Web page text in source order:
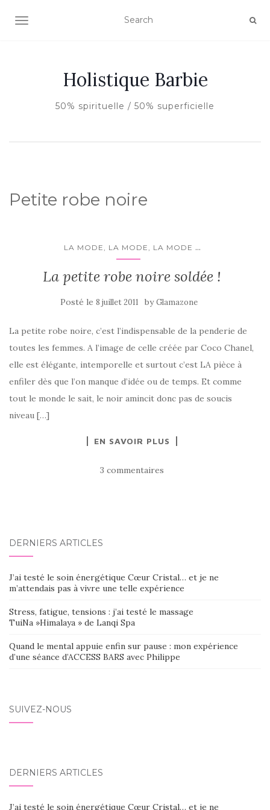
AFFICHER/MASQUER LA NAVIGATION
Holistique Barbie
50% spirituelle / 50% superficielle
Petite robe noire
LA MODE, LA MODE, LA MODE ...
La petite robe noire soldée !
Posté le 8 juillet 2011 byGlamazone
La petite robe noire, c’est l’indispensable de la penderie de
toutes les femmes. A l’image de celle créée par Coco Chanel,
elle est élégante, intemporelle et surtout c’est LA pièce à
enfiler dès que l’on manque d’idée ou de temps. Et comme
tout le monde le sait, le noir amincit donc pas de soucis
niveau […]
EN SAVOIR PLUS
3 commentaires
DERNIERS ARTICLES
J’ai testé le soin énergétique Cœur Cristal… et je ne
m’attendais pas à vivre une telle expérience
Stress, fatigue, tensions : j’ai testé le massage
TuiNa »Himalaya » de Lanqi Spa
Quand le mental appuie enfin sur pause : mon expérience
d’une séance d’ACCESS BARS avec Philippe
SUIVEZ-NOUS
DERNIERS ARTICLES
J’ai testé le soin énergétique Cœur Cristal… et je ne